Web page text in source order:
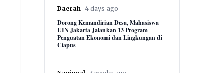
Daerah 4 days ago
Dorong Kemandirian Desa, Mahasiswa
UIN Jakarta Jalankan 13 Program
Penguatan Ekonomi dan Lingkungan di
Ciapus